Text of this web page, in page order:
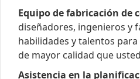
Equipo de fabricación de
diseñadores, ingenieros y
habilidades y talentos
de mayor calidad que
Asistencia en la